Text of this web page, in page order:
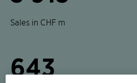
Sales in CHF m
643